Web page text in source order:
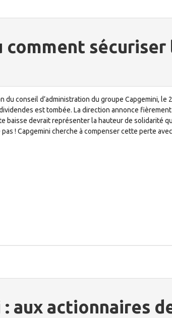
sécuriser
du conseil d’administration du groupe Capgemini, le
est tombée. La direction annonce
baisse devrait représenter la hauteur de solidarité
pas ! Capgemini cherche à compenser cette perte
aux actionnaires